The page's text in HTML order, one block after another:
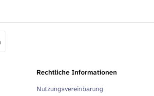
Rechtliche Informationen
Nutzungsvereinbarung